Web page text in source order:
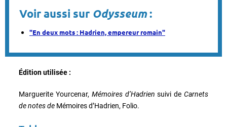
Voir aussi sur Odysseum:
"En deux mots : Hadrien, empereur romain"
Édition utilisée :
Marguerite Yourcenar, Mémoires d’Hadrien suivi deCarnets
de notes de Mémoires d’Hadrien, Folio.